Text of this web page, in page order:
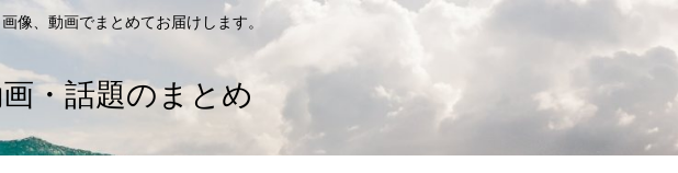
像、動画でまとめてお届けします。
・話題のまとめ